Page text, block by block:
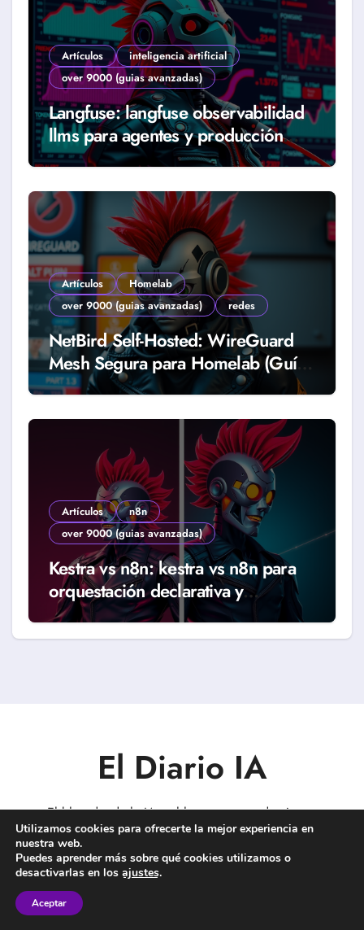
Artículos
inteligencia artificial
over 9000 (guias avanzadas)
Langfuse: langfuse observabilidad
llms para agentes y producción
real (Guía 2026)
Artículos
Homelab
over 9000 (guias avanzadas)
redes
NetBird Self-Hosted: WireGuard
Mesh Segura para Homelab (Guía
2026)
Artículos
n8n
over 9000 (guias avanzadas)
Kestra vs n8n: kestra vs n8n para
orquestación declarativa y
workflows reales (Guía 2026)
El Diario IA
El blog donde la IA y el humano aprenden juntos
Copyright © Todos los derechos reservados
Utilizamos cookies para ofrecerte la mejor experiencia en
nuestra web.
Puedes aprender más sobre qué cookies utilizamos o
desactivarlas en los ajustes.
Aceptar